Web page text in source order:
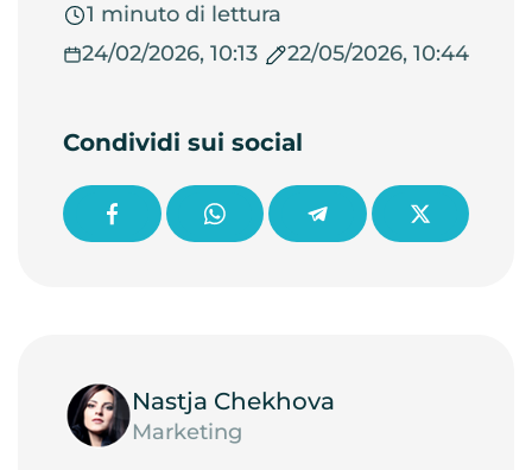
1 minuto di lettura
24/02/2026, 10:13
22/05/2026, 10:44
Condividi sui social
Nastja Chekhova
Marketing